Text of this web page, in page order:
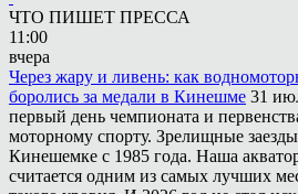
ЧТО ПИШЕТ ПРЕССА
11:00
вчера
Через жару и ливень: как
боролись за медали в Кинешме 31
первый день чемпионата и
моторному спорту. Зрелищные
Кинешемке с 1985 года. Наша
считается одним из самых лучших